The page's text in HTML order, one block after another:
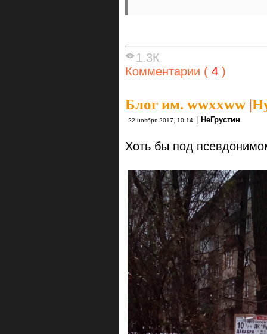
1.3К
Комментарии ( 4 )
Блог им. wwxxww |
22 ноября 2017, 10:14 | НеГрустин
Хоть бы под